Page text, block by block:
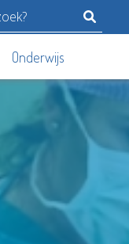
Onderwijs